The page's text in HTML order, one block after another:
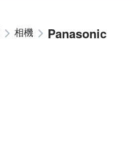
相機 Panasonic